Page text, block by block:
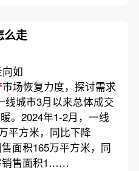
么走
如
市场恢复力度，探讨需求
城市3月以来总体成交
。2024年1-2月，一线
平方米，同比下降
面积165万平方米，同
销售面积1……